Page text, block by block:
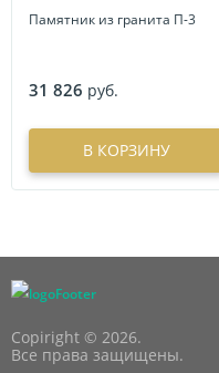
Памятник из гранита П-3
31 826 руб.
В КОРЗИНУ
Copiright © 2026.
Все права защищены.